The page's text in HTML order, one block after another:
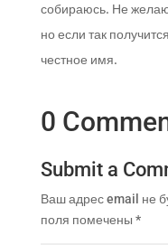
собираюсь. Не
но если так
честное имя.
0
Submit a
Ваш адрес email не
поля помечены *